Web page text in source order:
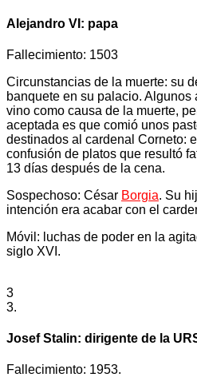
Alejandro VI: papa
Fallecimiento: 1503
Circunstancias de la muerte: su
banquete en su palacio. Algunos
vino como causa de la muerte,
aceptada es que comió unos
destinados al cardenal Corneto:
confusión de platos que resultó
13 días después de la cena.
Sospechoso: César Borgia. Su
intención era acabar con el
Móvil: luchas de poder en la
siglo XVI.
3
3.
Josef Stalin: dirigente de la
Fallecimiento: 1953.